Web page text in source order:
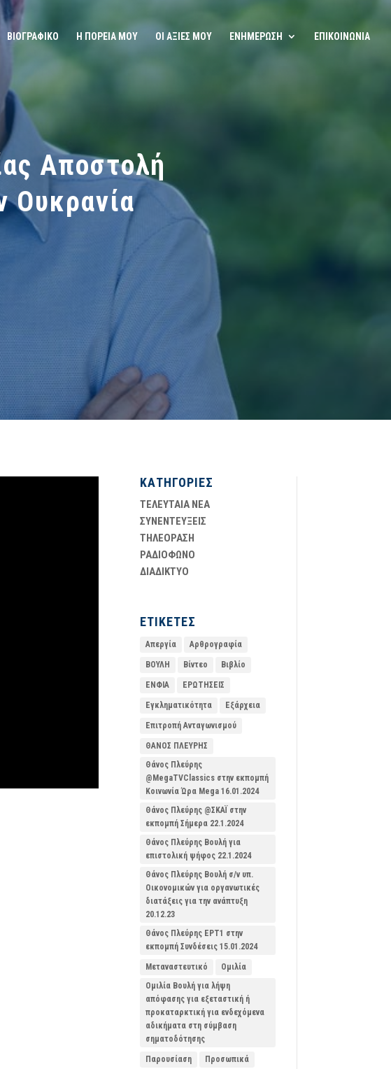
ΒΙΟΓΡΑΦΙΚΟ Η ΠΟΡΕΙΑ ΜΟΥ ΟΙ ΑΞΙΕΣ ΜΟΥ ΕΝΗΜΕΡΩΣΗ ΕΠΙΚΟΙΝΩΝΙΑ
Αποστολή
Ουκρανία
ΚΑΤΗΓΟΡΙΕΣ
ΤΕΛΕΥΤΑΙΑ ΝΕΑ
ΣΥΝΕΝΤΕΥΞΕΙΣ
ΤΗΛΕΟΡΑΣΗ
ΡΑΔΙΟΦΩΝΟ
ΔΙΑΔΙΚΤΥΟ
ΕΤΙΚΕΤΕΣ
Απεργία Αρθρογραφία
ΒΟΥΛΗ Βίντεο Βιβλίο
ΕΝΦΙΑ ΕΡΩΤΗΣΕΙΣ
Εγκληματικότητα Εξάρχεια
Επιτροπή Ανταγωνισμού
ΘΑΝΟΣ ΠΛΕΥΡΗΣ
Θάνος Πλεύρης
@MegaTVClassics στην εκπομπή
Κοινωνία Ώρα Mega 16.01.2024
Θάνος Πλεύρης @ΣΚΑΪ στην
εκπομπή Σήμερα 22.1.2024
Θάνος Πλεύρης Βουλή για
επιστολική ψήφος 22.1.2024
Θάνος Πλεύρης Βουλή σ/ν υπ.
Οικονομικών για οργανωτικές
διατάξεις για την ανάπτυξη
20.12.23
Θάνος Πλεύρης ΕΡΤ1 στην
εκπομπή Συνδέσεις 15.01.2024
Μεταναστευτικό
Ομιλία
Ομιλία Βουλή για λήψη
απόφασης για εξεταστική ή
προκαταρκτική για ενδεχόμενα
αδικήματα στη σύμβαση
σηματοδότησης
Παρουσίαση Προσωπικά